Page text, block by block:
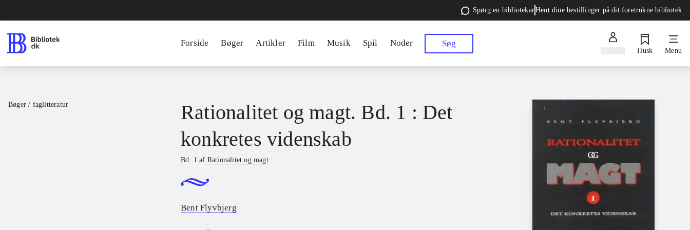
Spørg en bibliotekarHent dine bestillinger på dit foretrukne bibliotek
Forside Bøger Artikler Film Musik Spil Noder Søg
Husk Menu
Bøger / faglitteratur
Rationalitet og magt. Bd. 1 : Det
konkretes videnskab
Bd. 1 af Rationalitet og magt
Bent Flyvbjerg